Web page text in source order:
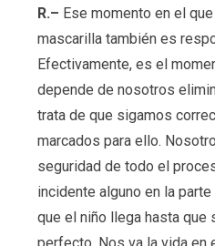
R.– Ese momento en el
mascarilla también es
Efectivamente, es el
depende de nosotros
trata de que sigamos
marcados para ello.
seguridad de todo el
incidente alguno en la
que el niño llega hasta que